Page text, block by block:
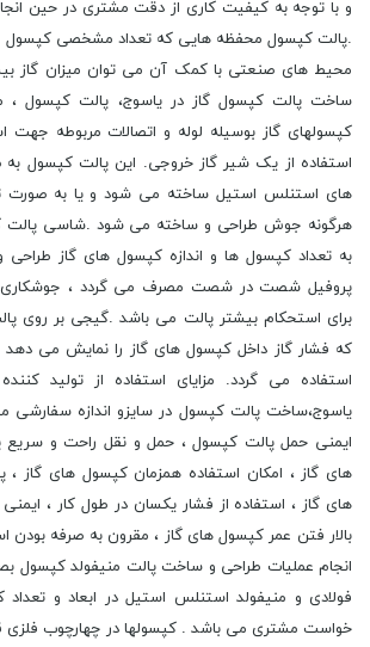
و با توجه به کیفیت کاری از دقت مشتری در حین
.پالت کپسول محفظه هایی که تعداد مشخصی کپسول
محیط های صنعتی با کمک آن می توان میزان گاز
ساخت پالت کپسول گاز در یاسوج، پالت کپسول ،
کپسولهای گاز بوسیله لوله و اتصالات مربوطه جهت
استفاده از یک شیر گاز خروجی. این پالت کپسول
های استنلس استیل ساخته می شود و یا به صورت
هرگونه جوش طراحی و ساخته می شود .شاسی پالت
به تعداد کپسول ها و اندازه کپسول های گاز
پروفیل شصت در شصت مصرف می گردد ، جوشکاری
برای استحکام بیشتر پالت می باشد .گیجی بر روی
که فشار گاز داخل کپسول های گاز را نمایش می دهد و
استفاده می گردد. مزایای استفاده از تولید
یاسوج،ساخت پالت کپسول در سایزو اندازه سفارشی
ایمنی حمل پالت کپسول ، حمل و نقل راحت و
های گاز ، امکان استفاده همزمان کپسول های گاز ،
های گاز ، استفاده از فشار یکسان در طول کار ،
بالار فتن عمر کپسول های گاز ، مقرون به صرفه بودن
انجام عملیات طراحی و ساخت پالت منیفولد کپسول
فولادی و منیفولد استنلس استیل در ابعاد و تعداد
خواست مشتری می باشد . کپسولها در چهارچوب فلزی